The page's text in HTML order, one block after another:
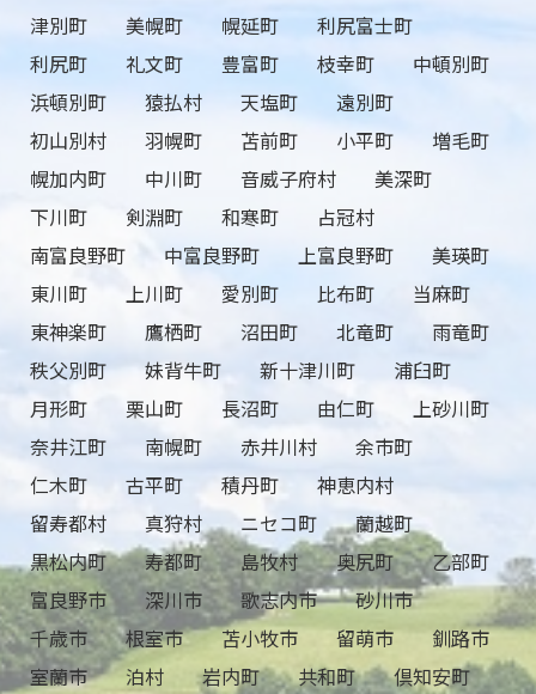
津別町
美幌町 幌延町
利尻富士町
利尻町
礼文町 豊富町 枝幸町
中頓別町
浜頓別町
猿払村 天塩町
遠別町
初山別村
羽幌町 苫前町 小平町
増毛町
幌加内町
中川町 音威子府村
美深町
下川町
剣淵町 和寒町
占冠村
南富良野町
中富良野町 上富良野町
美瑛町
東川町
上川町 愛別町 比布町
当麻町
東神楽町
鷹栖町 沼田町 北竜町
雨竜町
秩父別町
妹背牛町 新十津川町
浦臼町
月形町
栗山町 長沼町 由仁町
上砂川町
奈井江町
南幌町 赤井川村
余市町
仁木町
古平町 積丹町
神恵内村
留寿都村
真狩村 ニセコ町
蘭越町
黒松内町
寿都町 島牧村 奥尻町
乙部町
富良野市
深川市 歌志内市
砂川市
千歳市
根室市 苫小牧市 留萌市
釧路市
室蘭市
泊村 岩内町 共和町
倶知安町